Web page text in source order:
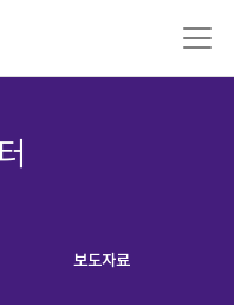
보도자료